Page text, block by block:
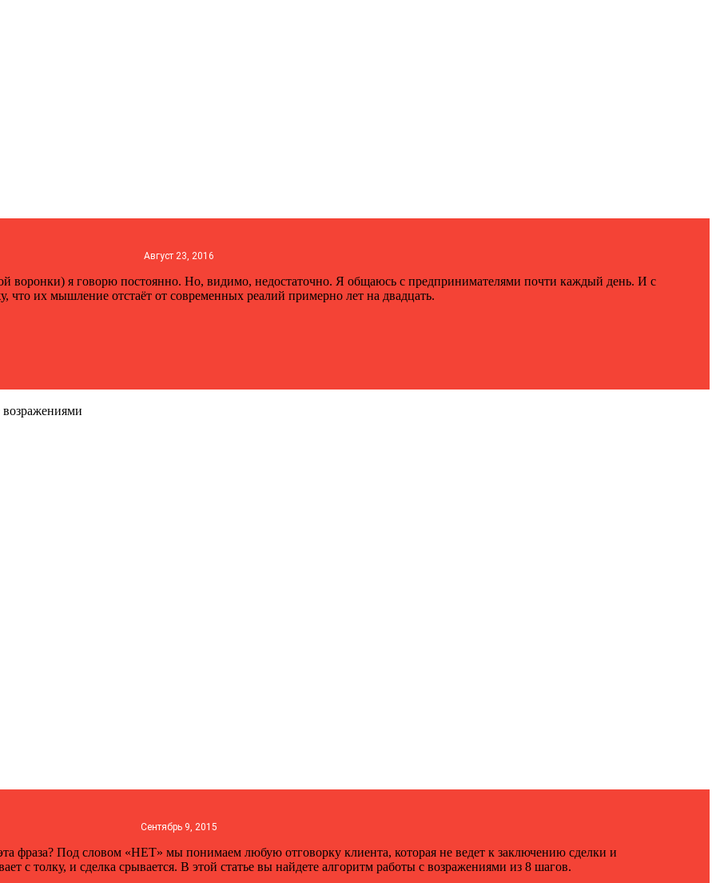
Август 23, 2016
воронки) я говорю постоянно. Но, видимо, недостаточно. Я общаюсь с предпринимателями почти каждый день. И с
их мышление отстаёт от современных реалий примерно лет на двадцать.
возражениями
Сентябрь 9, 2015
фраза? Под словом «НЕТ» мы понимаем любую отговорку клиента, которая не ведет к заключению сделки и
с толку, и сделка срывается. В этой статье вы найдете алгоритм работы с возражениями из 8 шагов.